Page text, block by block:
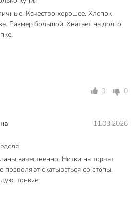
для ношения с балетками или
специально разработана
скрывается внутри обуви,
Натуральный хлопок
и обеспечивает циркуляцию
от синтетики, создающей
ли мне 25 размер?
Качество хорошее. Хлопок
Размер большой. Хватает на долго.
0 0
11.03.2026
качественно. Нитки на торчат.
скатываться со стопы.
тонкие